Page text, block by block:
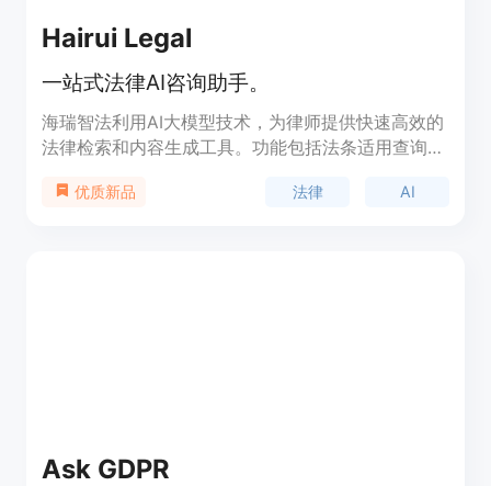
Hairui Legal
一站式法律AI咨询助手。
海瑞智法利用AI大模型技术，为律师提供快速高效的
法律检索和内容生成工具。功能包括法条适用查询、
翻译、背调查询等。该产品能帮助律师提高工作效率
优质新品 法律 AI
Ask GDPR